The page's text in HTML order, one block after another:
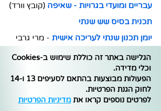
עבריים ומועדי בגרויות - שאיפה (קובץ וורד)
תכנית בסיס שש שנתי
יומן תכנון שנתי לעריכה אישית - מרי גרבי
הגלישה באתר זה כוללת שימוש ב-Cookies
וכלי מדידה.
הפעולות מבוצעות בהתאם לסעיפים 13 ו-14
לחוק הגנת הפרטיות.
לפרטים נוספים קראו את מדיניות הפרטיות